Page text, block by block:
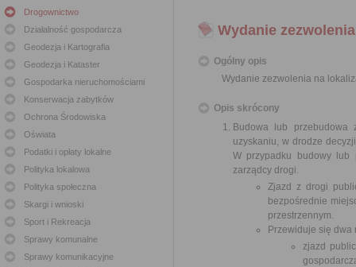
Drogownictwo
Działalność gospodarcza
Geodezja i Kartografia
Geodezja i Kataster
Gospodarka nieruchomościami
Konserwacja zabytków
Ochrona Środowiska
Oświata
Podatki i opłaty lokalne
Polityka lokalowa
Polityka społeczna
Skargi i wnioski
Sport i Rekreacja
Sprawy komunalne
Sprawy komunikacyjne
Wydanie
Ogólny opis
Wydanie zezwolenia na
Opis skrócony
Budowa lub przebudowa
uzyskaniu, w drodze
W przypadku budowy lub
zarządcy drogi.
Zjazd z drogi
bezpośrednie
przestrzennym.
Przewiduje się dwa
zjazd